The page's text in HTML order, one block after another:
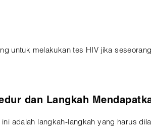
untuk melakukan tes HIV jika
dan Langkah
ini adalah langkah-langkah yang harus